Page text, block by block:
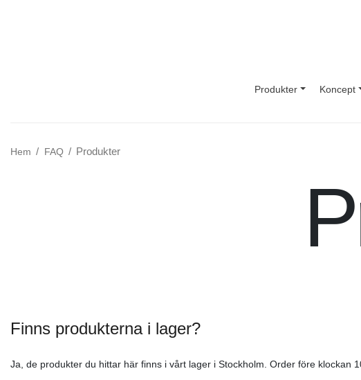
Produkter Koncept
Hem FAQ Produkter
Finns produkterna i lager?
Ja, de produkter du hittar här finns i vårt lager i Stockholm. Order före klockan